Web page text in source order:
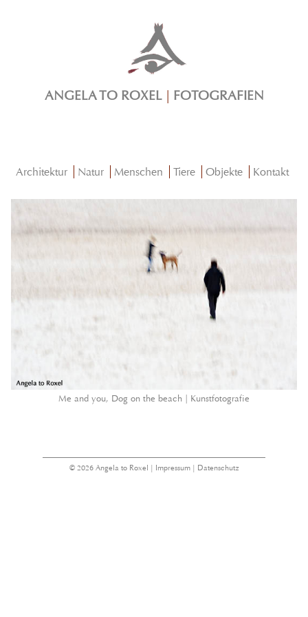
ANGELA TO ROXEL FOTOGRAFIEN
Architektur Natur Menschen Tiere Objekte Kontakt
Me and you, Dog on the beach | Kunstfotografie
© 2026 Angela to Roxel | Impressum| Datenschutz